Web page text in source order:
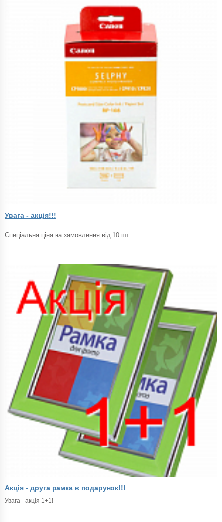
Увага - акція!!!
Спеціальна ціна на замовлення від 10 шт.
Акція - друга рамка в подарунок!!!
Увага - акція 1+1!